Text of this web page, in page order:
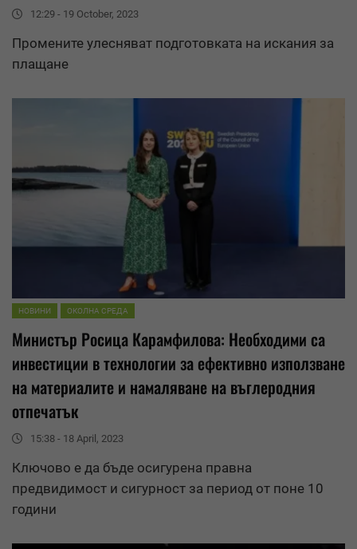
12:29 - 19 October, 2023
Промените улесняват подготовката на искания за
плащане
НОВИНИ ОКОЛНА СРЕДА
Министър Росица Карамфилова: Необходими са
инвестиции в технологии за ефективно използване
на материалите и намаляване на въглеродния
отпечатък
15:38 - 18 April, 2023
Ключово е да бъде осигурена правна
предвидимост и сигурност за период от поне 10
години